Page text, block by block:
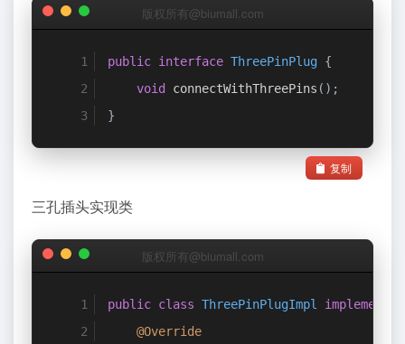
版权所有@biumall.com
public interface ThreePinPlug {
void
connectWithThreePins ();
}
复制
三孔插头实现类
版权所有@biumall.com
public class ThreePinPlugImpl implements
@Override